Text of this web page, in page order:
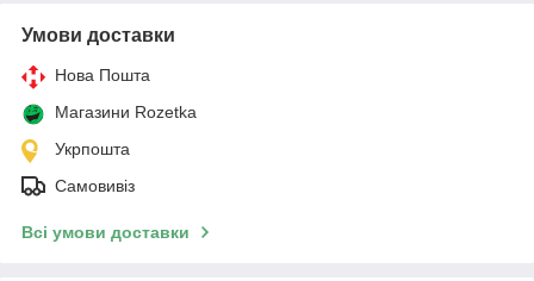
Умови доставки
Нова Пошта
Магазини Rozetka
Укрпошта
Самовивіз
Всі умови доставки